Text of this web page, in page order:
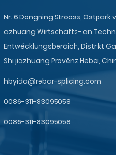
Nr. 6 Dongning Strooss, Ostpark
azhuang Wirtschafts- an
Entwécklungsberäich, Distrikt
Shi jiazhuang Provënz Hebei,
hbyida@rebar-splicing.com
0086-311-83095058
0086-311-83095058